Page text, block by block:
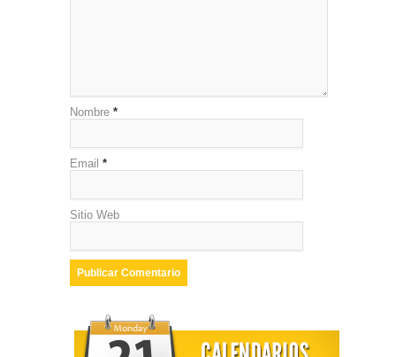
Nombre *
Email *
Sitio Web